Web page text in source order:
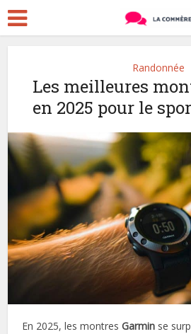
Randonnée
Les meilleures
en 2025 pour le
En 2025, les montresGarmin se